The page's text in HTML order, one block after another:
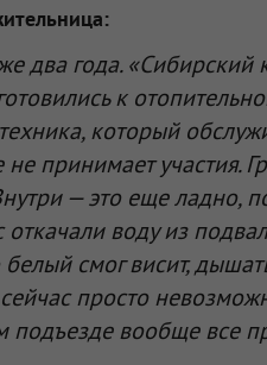
два года. «Сибирский
к
который
принимает участия.
— это еще ладно,
воду из
смог висит,
просто
подъезде вообще все